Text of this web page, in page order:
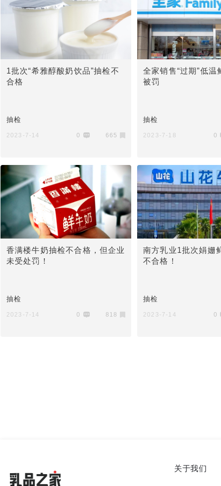
1批次“希雅醇酸奶饮品”抽检不
合格
抽检
2023-7-14 0 665
全家销售“过期”低温
被罚
抽检
2023-7-18 0
香满楼牛奶抽检不合格，但企业
未受处罚！
抽检
2023-7-14 0 818
南方乳业1批次娟姗
不合格！
抽检
2023-7-14 0
关于我们